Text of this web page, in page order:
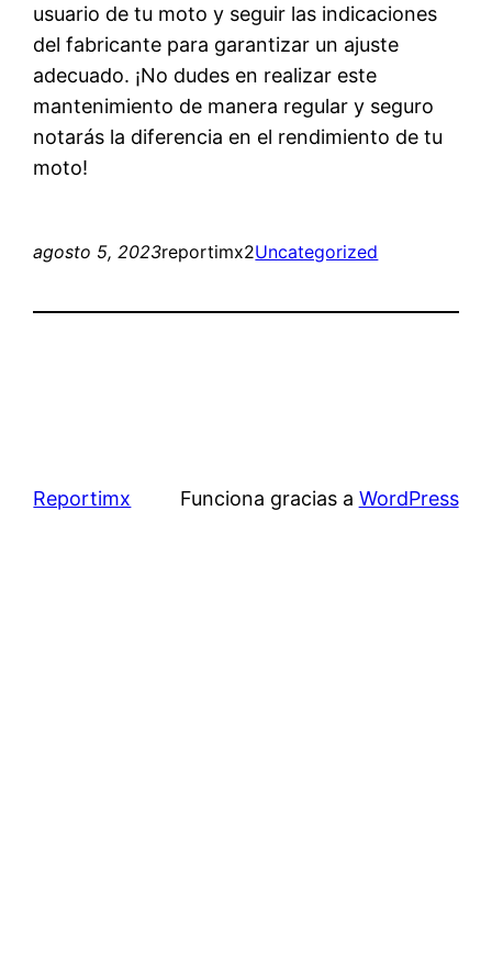
usuario de tu moto y seguir las indicaciones
del fabricante para garantizar un ajuste
adecuado. ¡No dudes en realizar este
mantenimiento de manera regular y seguro
notarás la diferencia en el rendimiento de tu
moto!
agosto 5, 2023reportimx2Uncategorized
Reportimx Funciona gracias a WordPress